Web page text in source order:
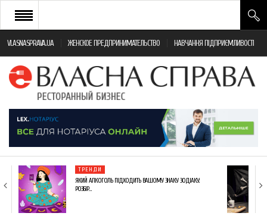
VLASNASPRAVA.UA ЖЕНСКОЕ ПРЕДПРИНИМАТЕЛЬСТВО НАВЧАННЯ ПІДПРИЄМЛИВОСТІ
НОВИНИ РЕСТОРАННОГО БІЗНЕСУ
ЯК ВІДКРИТИ ТА УСПІШНО КЕРУВАТИ
МОНІТОРИНГ ЗАКОНОДАВСТВА
ФРАНЧАЙЗИНГ
КНИГИ
ТРЕНДИ
ЯКИЙ АЛКОГОЛЬ ПІДХОДИТЬ ВАШОМУ ЗНАКУ ЗОДІАКУ:
РОЗБІР…